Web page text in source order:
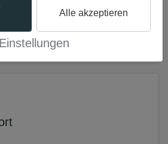
Alle akzeptieren
Einstellungen
ist bereits beendet.